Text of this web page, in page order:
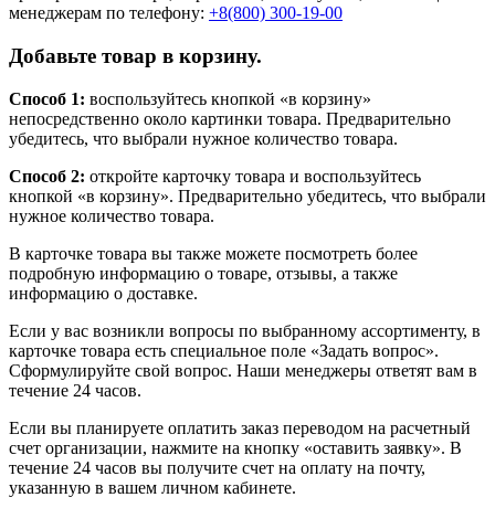
менеджерам по телефону: +8(800) 300-19-00
Добавьте товар в корзину.
Способ 1: воспользуйтесь кнопкой «в корзину»
непосредственно около картинки товара. Предварительно
убедитесь, что выбрали нужное количество товара.
Способ 2: откройте карточку товара и воспользуйтесь
кнопкой «в корзину». Предварительно убедитесь, что выбрали
нужное количество товара.
В карточке товара вы также можете посмотреть более
подробную информацию о товаре, отзывы, а также
информацию о доставке.
Если у вас возникли вопросы по выбранному ассортименту, в
карточке товара есть специальное поле «Задать вопрос».
Сформулируйте свой вопрос. Наши менеджеры ответят вам в
течение 24 часов.
Если вы планируете оплатить заказ переводом на расчетный
счет организации, нажмите на кнопку «оставить заявку». В
течение 24 часов вы получите счет на оплату на почту,
указанную в вашем личном кабинете.